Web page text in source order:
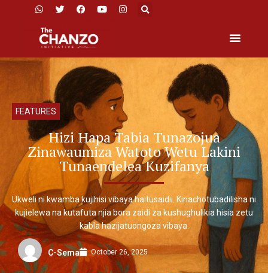
FEATURES
Hizi Hapa Tabia Tunazojua
Zinawaumiza Watoto Wetu Lakini
Tunaendelea Kuzifanya
Ukweli ni kwamba kujihisi vibaya haitusaidii. Kinachotubadilisha ni
kujielewa na kutafuta njia bora zaidi za kushughulikia hisia zetu
kabla hazijatuongoza vibaya.
C-Sema October 26, 2025